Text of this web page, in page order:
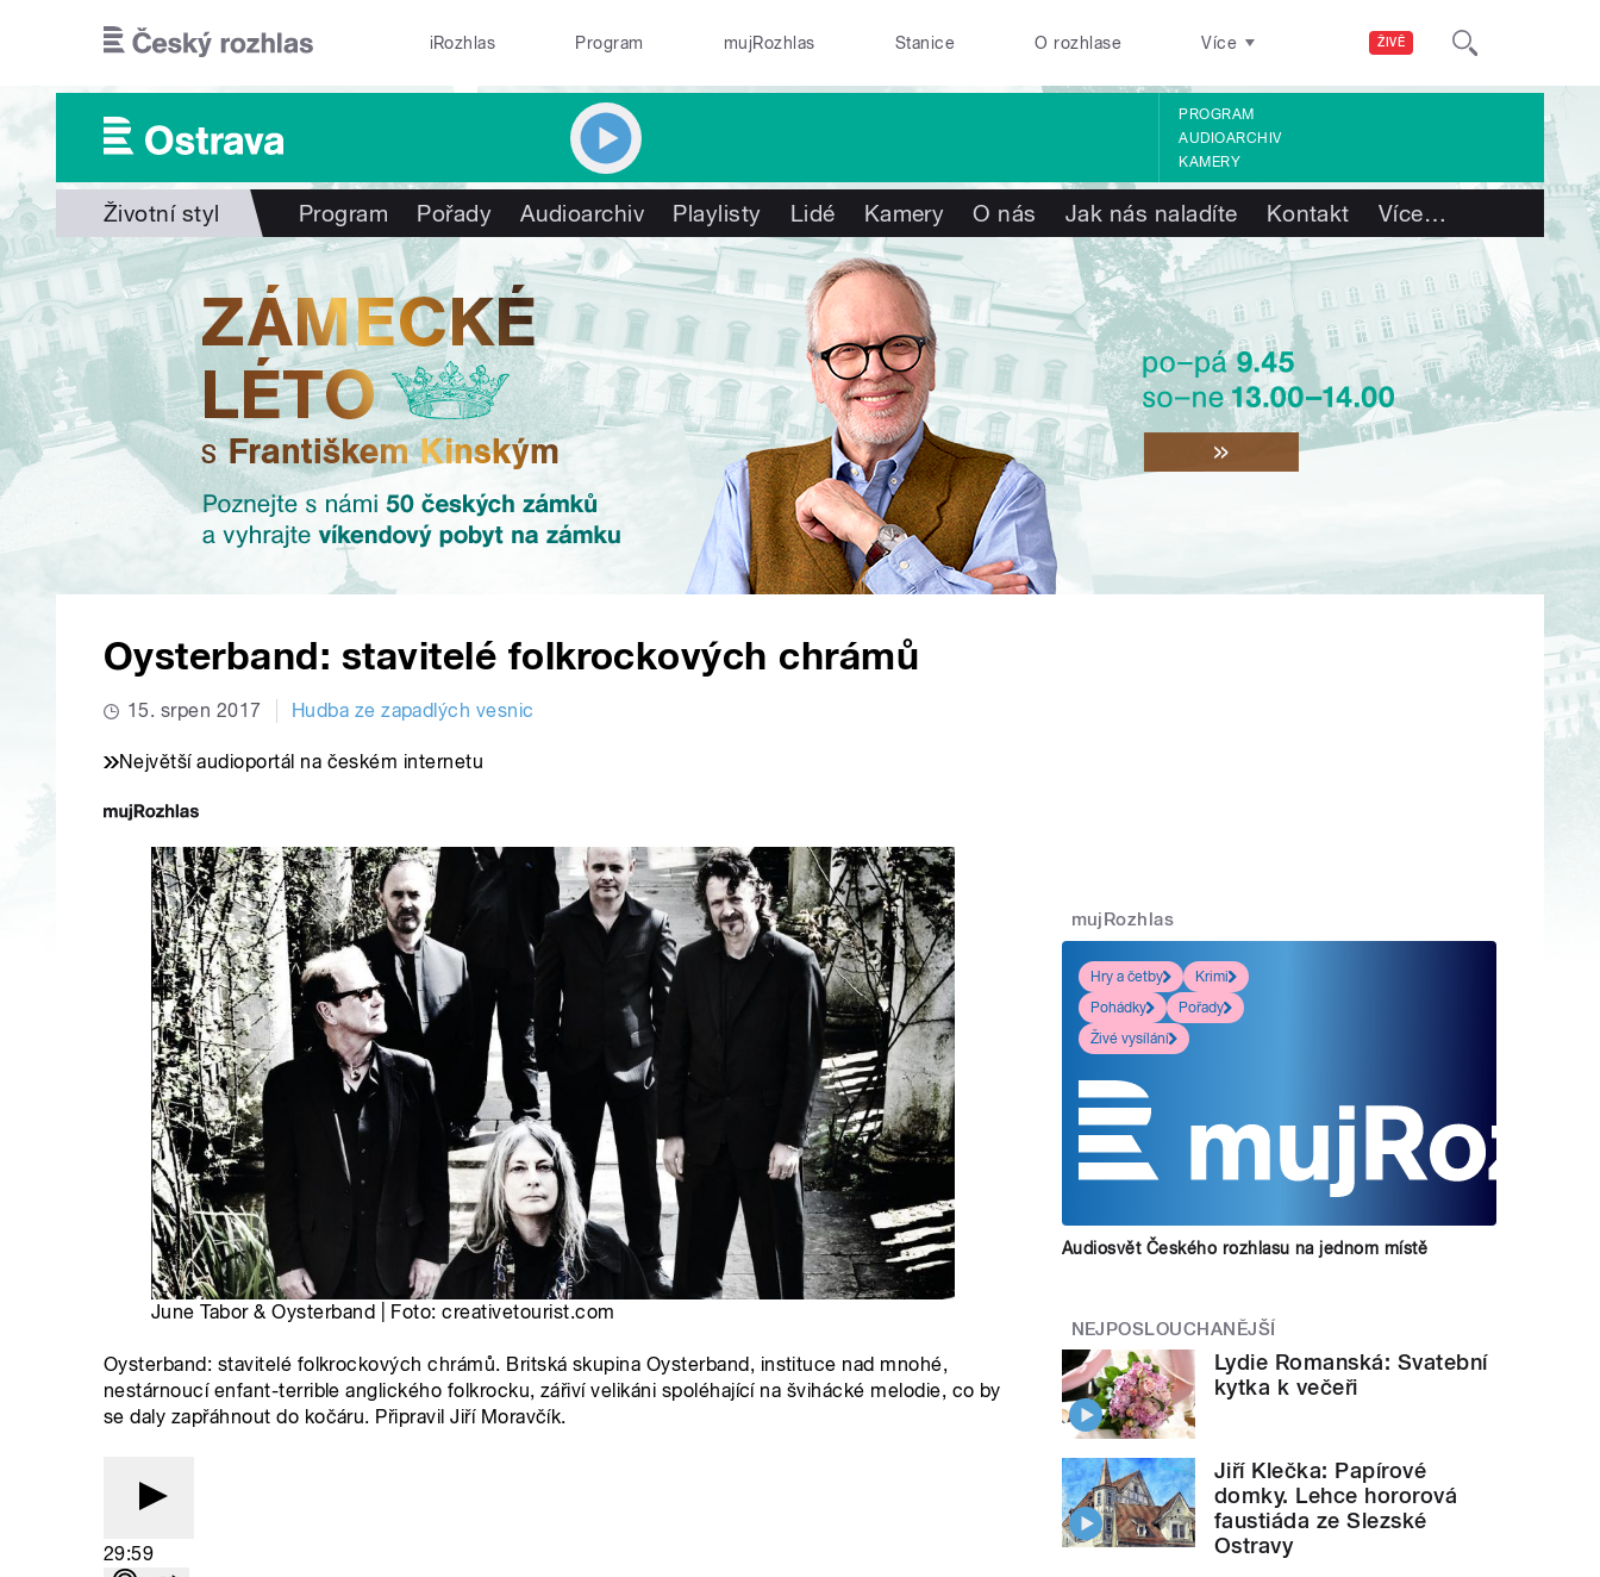
ŽIVĚ
iRozhlas Program mujRozhlas Stanice O rozhlase Více
PROGRAM
AUDIOARCHIV
KAMERY
Životní styl Program Pořady Audioarchiv Playlisty Lidé Kamery O nás Jak nás naladíte Kontakt Více…
Oysterband: stavitelé folkrockových chrámů
15. srpen 2017 Hudba ze zapadlých vesnic
Největší audioportál na českém internetu
June Tabor & Oysterband | Foto: creativetourist.com
Oysterband: stavitelé folkrockových chrámů. Britská skupina Oysterband, instituce nad mnohé,
nestárnoucí enfant-terrible anglického folkrocku, zářiví velikáni spoléhající na švihácké melodie, co by
se daly zapřáhnout do kočáru. Připravil Jiří Moravčík.
29:59
mujRozhlas
Hry a četby
Krimi
Pohádky
Pořady
Živé vysílání
Audiosvět Českého rozhlasu na jednom místě
NEJPOSLOUCHANĚJŠÍ
Lydie Romanská: Svatební
kytka k večeři
Jiří Klečka: Papírové
domky. Lehce hororová
faustiáda ze Slezské
Ostravy